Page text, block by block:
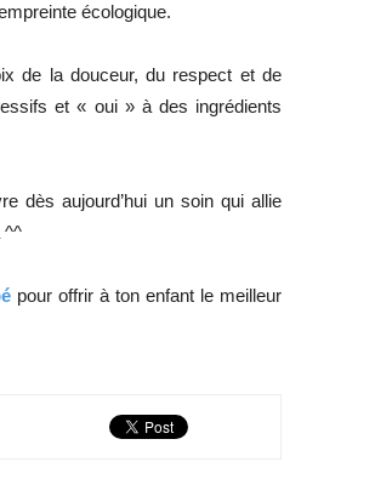
écologique.
de la douceur, du respect et de
et « oui » à des ingrédients
dès aujourd’hui un soin qui allie
^^
pour offrir à ton enfant le meilleur